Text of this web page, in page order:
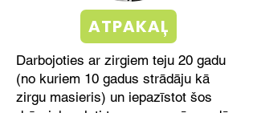
ATPAKAĻ
Darbojoties ar zirgiem teju 20 gadu
(no kuriem 10 gadus strādāju kā
zirgu masieris) un iepazīstot šos